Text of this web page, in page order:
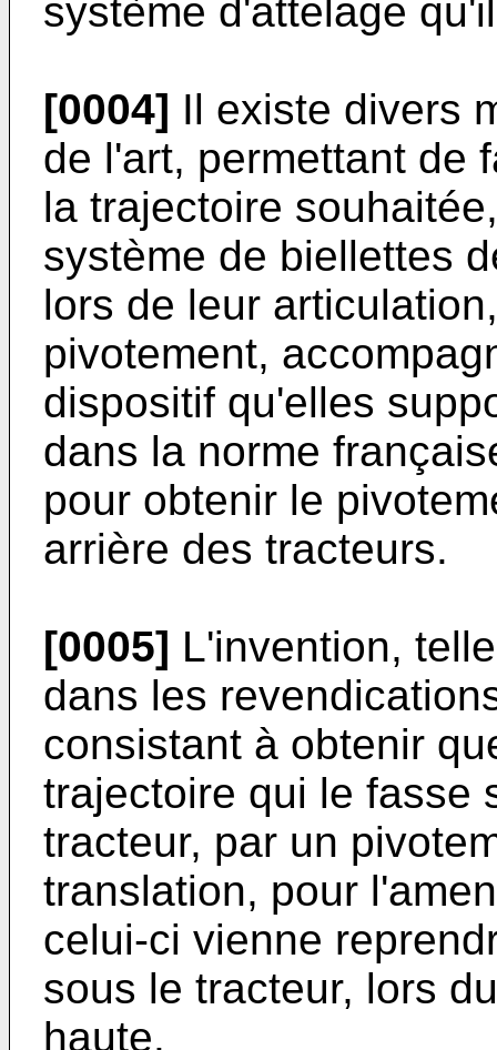
système d'attelage
[0004] Il existe divers
de l'art, permettant de
la trajectoire
système de biellettes
lors de leur
pivotement,
dispositif qu'elles
dans la norme
pour obtenir le
arrière des tracteurs.
[0005] L'invention,
dans les
consistant à obtenir
trajectoire qui le fasse
tracteur, par un
translation, pour
celui-ci vienne
sous le tracteur, lors
haute.